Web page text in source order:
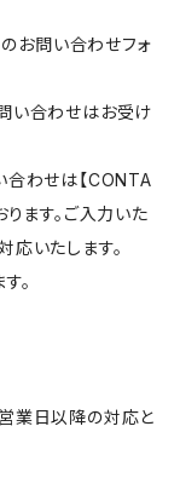
お問い合わせフォ
い合わせはお受け
合わせは【CONTA
ます。ご入力いた
いたします。
。
業日以降の対応と